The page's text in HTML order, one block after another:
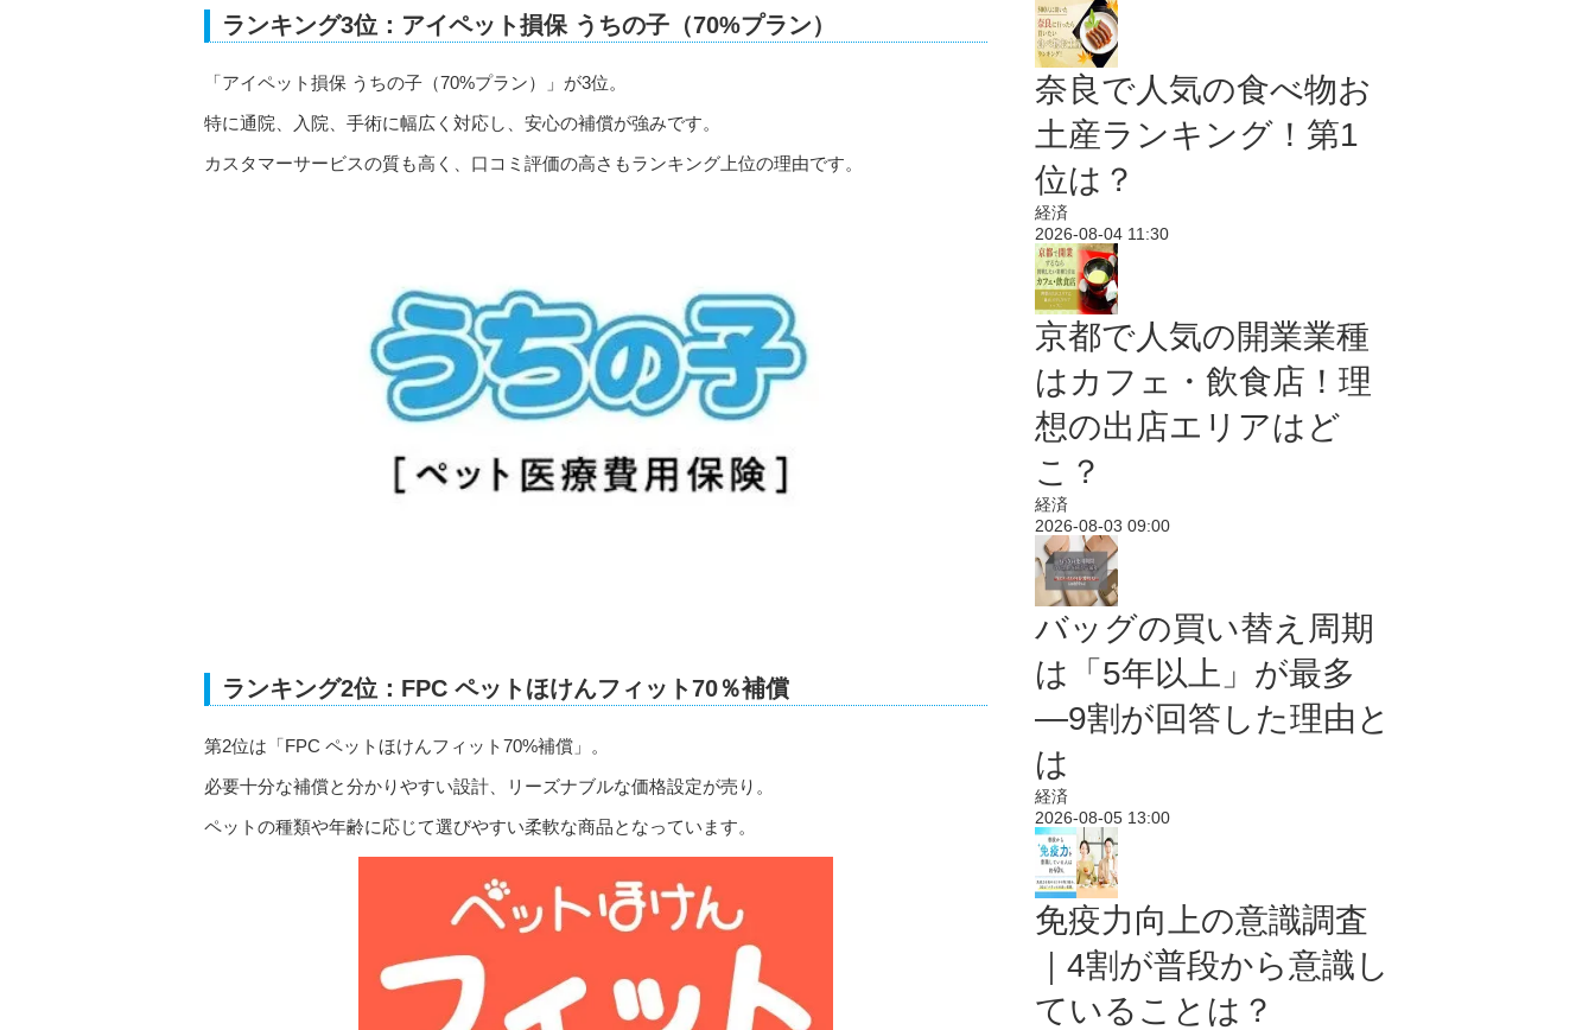
ランキング3位：アイペット損保 うちの子（70%プラン）
「アイペット損保 うちの子（70%プラン）」が3位。
特に通院、入院、手術に幅広く対応し、安心の補償が強みです。
カスタマーサービスの質も高く、口コミ評価の高さもランキング上位の理由です。
ランキング2位：FPC ペットほけんフィット70％補償
第2位は「FPC ペットほけんフィット70%補償」。
必要十分な補償と分かりやすい設計、リーズナブルな価格設定が売り。
ペットの種類や年齢に応じて選びやすい柔軟な商品となっています。
奈良で人気の食べ物お
土産ランキング！第1
位は？
経済
2026-08-04 11:30
京都で人気の開業業種
はカフェ・飲食店！理
想の出店エリアはど
こ？
経済
2026-08-03 09:00
バッグの買い替え周期
は「5年以上」が最多
―9割が回答した理由と
は
経済
2026-08-05 13:00
免疫力向上の意識調査
｜4割が普段から意識し
ていることは？